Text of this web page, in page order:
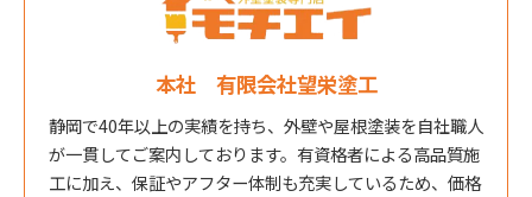
本社 有限会社望栄塗工
静岡で40年以上の実績を持ち、外壁や屋根塗装を自社職人
が一貫してご案内しております。有資格者による高品質施
工に加え、保証やアフター体制も充実しているため、価格